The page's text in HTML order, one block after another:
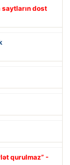
saytların dost
qurulmaz” -